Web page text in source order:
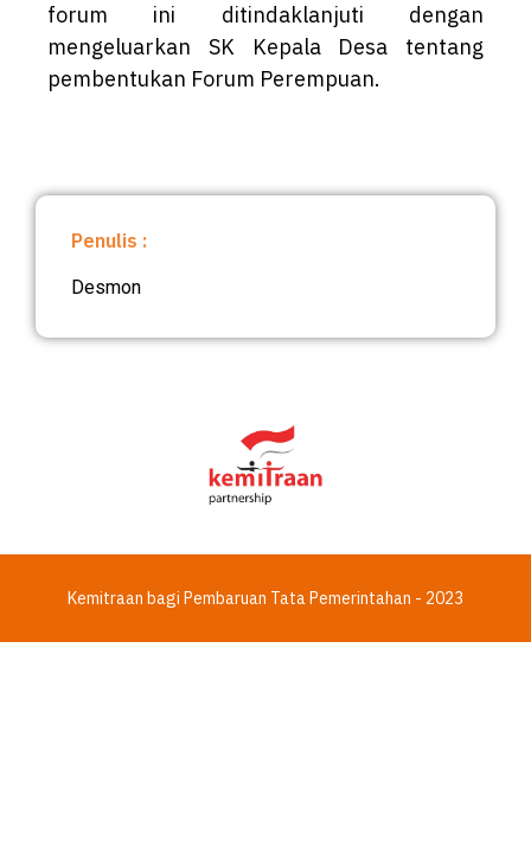
forum ini ditindaklanjuti dengan
mengeluarkan SK Kepala Desa tentang
pembentukan Forum Perempuan.
Penulis :
Desmon
Kemitraan bagi Pembaruan Tata Pemerintahan - 2023